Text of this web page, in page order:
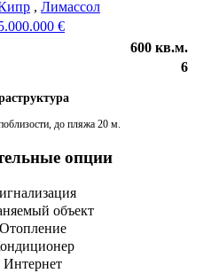
, Лимассол
€
600 кв.м.
6
до пляжа 20 м.
опции
объект
Интернет